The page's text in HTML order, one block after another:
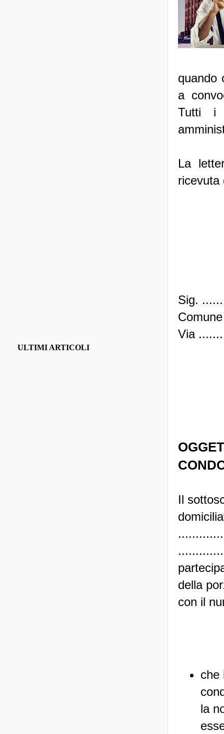
quando
a
Tutti i
La
ricevuta
Sig.
Via
Il
della
con il
che
la
ULTIMI ARTICOLI